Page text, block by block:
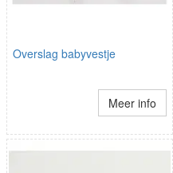
Overslag babyvestje
Meer info